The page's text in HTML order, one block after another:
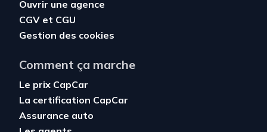
Ouvrir une agence
CGV et CGU
Gestion des cookies
Comment ça marche
Le prix CapCar
La certification CapCar
Assurance auto